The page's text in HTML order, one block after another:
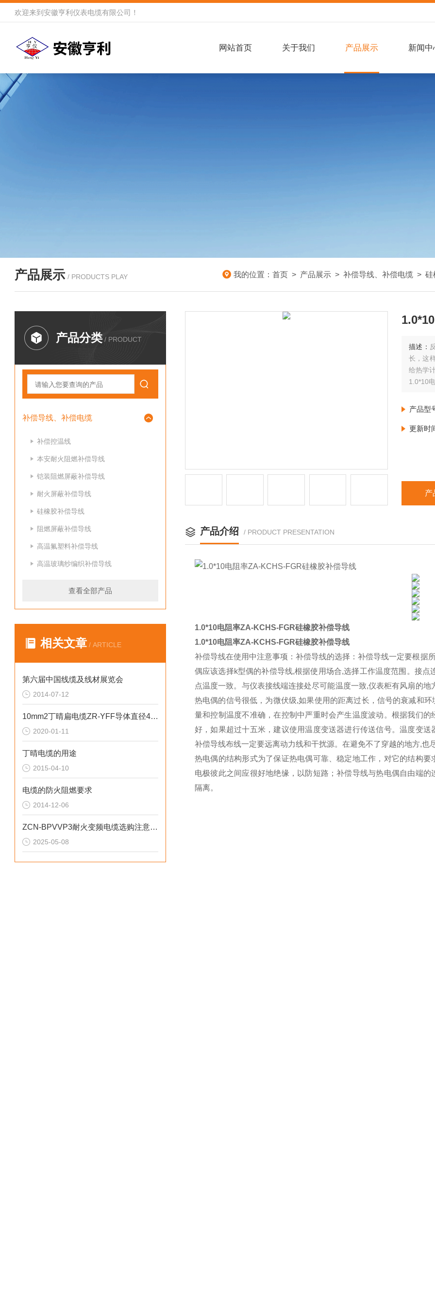
欢迎来到 安徽亨利仪表电缆有限公司 ！
网站首页 关于我们 产品展示 新闻中
产品展示 / PRODUCTS PLAY 我的位置： 首页 > 产品展示 > 补偿导线、补偿电缆 > 硅
产品分类 / PRODUCT
补偿导线、补偿电缆
补偿控温线
本安耐火阻燃补偿导线
铠装阻燃屏蔽补偿导线
耐火屏蔽补偿导线
硅橡胶补偿导线
阻燃屏蔽补偿导线
高温氟塑料补偿导线
高温玻璃纱编织补偿导线
查看全部产品
相关文章 / ARTICLE
第六届中国线缆及线材展览会
2014-07-12
10mm2丁晴扁电缆ZR-YFF导体直径4.0mm
2020-01-11
丁晴电缆的用途
2015-04-10
电缆的防火阻燃要求
2014-12-06
ZCN-BPVVP3耐火变频电缆选购注意事项
2025-05-08
描述：
长，这
给热学
1.0*10
产品型
更新时
产
产品介绍 / PRODUCT PRESENTATION
1.0*10电阻率ZA-KCHS-FGR硅橡胶补偿导线
1.0*10电阻率ZA-KCHS-FGR硅橡胶补偿导线
补偿导线在使用中注意事项：补偿导线的选择：补偿导线一定要根据
偶应该选择k型偶的补偿导线,根据使用场合,选择工作温度范围。接
点温度一致。与仪表接线端连接处尽可能温度一致,仪表柜有风扇的
热电偶的信号很低，为微伏级,如果使用的距离过长，信号的衰减和
量和控制温度不准确，在控制中严重时会产生温度波动。根据我们
好，如果超过十五米，建议使用温度变送器进行传送信号。温度变
补偿导线布线一定要远离动力线和干扰源。在避免不了穿越的地方,也
热电偶的结构形式为了保证热电偶可靠、稳定地工作，对它的结构
电极彼此之间应很好地绝缘，以防短路；补偿导线与热电偶自由端
隔离。